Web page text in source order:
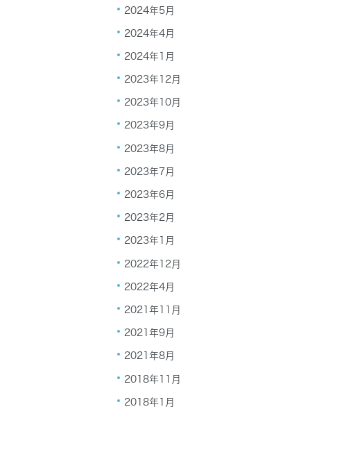
2024年5月
2024年4月
2024年1月
2023年12月
2023年10月
2023年9月
2023年8月
2023年7月
2023年6月
2023年2月
2023年1月
2022年12月
2022年4月
2021年11月
2021年9月
2021年8月
2018年11月
2018年1月